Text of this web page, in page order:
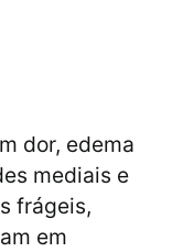
dor, edema
mediais e
frágeis,
em